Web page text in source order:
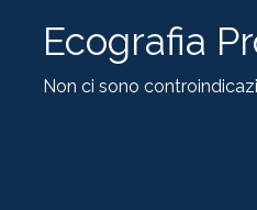
Ecografia
Non ci sono